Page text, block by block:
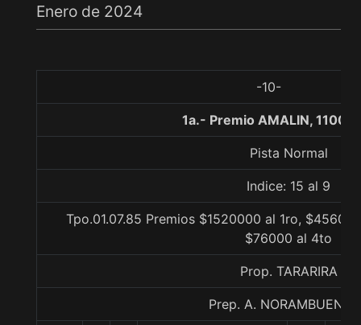
Enero de 2024
-10-
1a.- Premio AMALIN, 1100
Pista Normal
Indice: 15 al 9
Tpo.01.07.85 Premios $1520000 al 1ro,
$76000 al 4to
Prop. TARARIRA
Prep. A. NORAMBUENA